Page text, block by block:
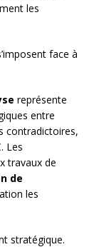
les
face à
représente
entre
contradictoires,
Les
travaux de
de
les
stratégique.